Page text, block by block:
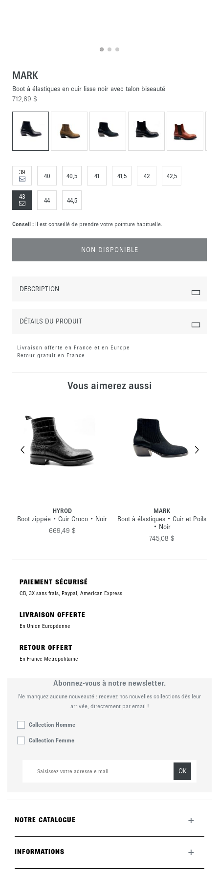
MARK
Boot à élastiques en cuir lisse noir avec talon biseauté
712,69 $
39
40 40,5 41 41,5 42 42,5
43
44 44,5
Conseil : Il est conseillé de prendre votre pointure habituelle.
NON DISPONIBLE
DESCRIPTION
DÉTAILS DU PRODUIT
Livraison offerte en France et en Europe
Retour gratuit en France
Vous aimerez aussi
• Cuir Croco • Noir
Boot à élastiques • Cuir et Poils
Boot zippée •
PAIEMENT SÉCURISÉ
CB, 3X sans frais, Paypal, American Express
LIVRAISON OFFERTE
En Union Européenne
RETOUR OFFERT
En France Métropolitaine
Abonnez-vous à notre newsletter.
Ne manquez aucune nouveauté : recevez nos nouvelles collections dès leur
arrivée, directement par email !
Collection Homme
Collection Femme
OK
NOTRE CATALOGUE +
La marque
INFORMATIONS +